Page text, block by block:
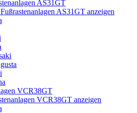
AS31GT
AS31GT anzeigen
VCR38GT
VCR38GT anzeigen